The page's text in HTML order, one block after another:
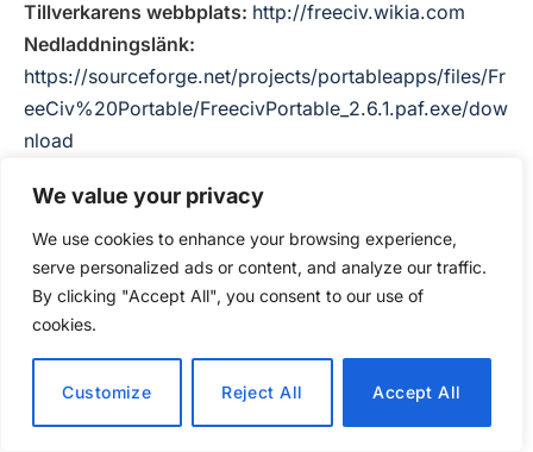
We value your privacy
We use cookies to enhance your browsing experience,
serve personalized ads or content, and analyze our traffic.
By clicking "Accept All", you consent to our use of
cookies.
Customize Reject All Accept All
Tillverkarens webbplats: http://freeciv.wikia.com
Nedladdningslänk:
https://sourceforge.net/projects/portableapps/files/Fr
eeCiv%20Portable/FreecivPortable_2.6.1.paf.exe/dow
nload